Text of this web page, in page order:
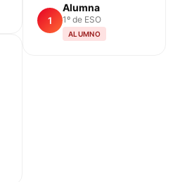
1
Alumna
1º de ESO
ALUMNO